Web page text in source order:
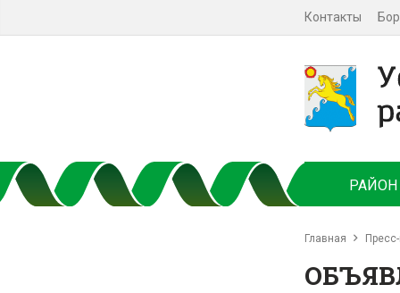
Контакты
РАЙОН
Главная